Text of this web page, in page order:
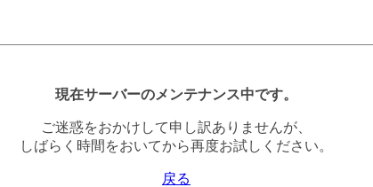
現在サーバーのメンテナンス中です。
ご迷惑をおかけして申し訳ありませんが、
しばらく時間をおいてから再度お試しください。
戻る